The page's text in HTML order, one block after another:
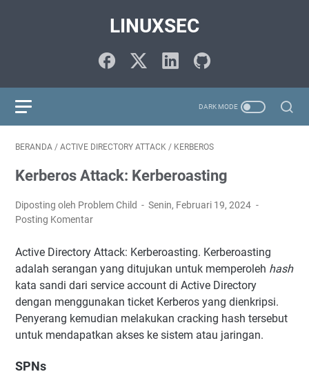
LINUXSEC
BERANDA / ACTIVE DIRECTORY ATTACK / KERBEROS
Kerberos Attack: Kerberoasting
Diposting oleh Problem Child
Senin, Februari 19, 2024
Posting Komentar
Active Directory Attack: Kerberoasting. Kerberoasting
adalah serangan yang ditujukan untuk memperoleh hash
kata sandi dari service account di Active Directory
dengan menggunakan ticket Kerberos yang dienkripsi.
Penyerang kemudian melakukan cracking hash tersebut
untuk mendapatkan akses ke sistem atau jaringan.
SPNs